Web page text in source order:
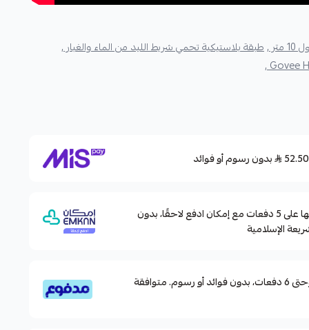
متر ,
طبقة بلاستيكية تحمي شريط الليد من الماء والغبار ,
بدون رسوم أو فوائد
وقسّمها على 5 دفعات مع إمكان ادفع لاحقًا، بدون
الإسلامية
قسم دفعاتك بطريقة ميسرة إلى 4 وحتى 6 دفعات، بدون فوائد أو رسوم. متوافقة